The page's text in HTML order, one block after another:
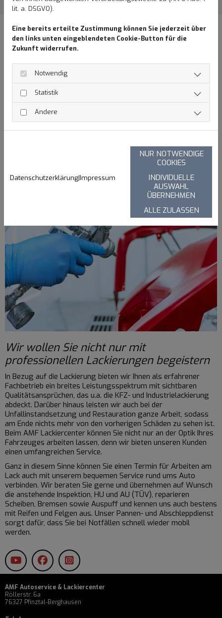
Wir wollen Sie nicht nur mit
professionellen Lackierungen begeistern
In Bezug auf die Lackierung bieten wir Ihnen als erfahrener
Fachbetrieb ein breites Leistungsspektrum mit sichtbaren
Qualitätsansprüchen, das u.a. die KFZ- und Industrielackierung
abdeckt. Darüber hinaus leisten wir auch bei der
Unfallinstandsetzung und Restauration ganze Arbeit, sodass
am Ende nichts mehr von den vorherigen Schäden zu sehen ist.
Beim AMF Lackiercenter können Sie nicht nur an der Optik Ihres
Fahrzeuges arbeiten lassen, denn wir bieten unseren Kunden
einen umfangreichen Service.
Ganz in diesem Sinne können Sie einen Termin für Arbeiten am
Lack auch mit unserem bequemen Service rund ums Auto
verbinden. Wir beraten Sie gerne und übernehmen auf Wunsch
die anstehende Inspektion, HU und AU (TÜV), reparieren
Scheiben, Bremsen sowie Auspuff und kennen uns auch bestens
mit Reifen und Felgen aus. Unser Pannen- und Abschleppdienst
sorgt dafür, dass Sie bei Notfällen schnell wieder mobil
werden.
AMF Autoservice & Lackiercenter
Röllerstr. 6a
76327 Pfinztal-Berghausen
lit. a. DSGVO).
Eine bereits erteilte Zustimmung können Sie jederzeit über
den links unten eingeblendeten Cookie-Button für die
Zukunft widerrufen.
Notwendig
Statistik
Andere
Datenschutzerklärung|Impressum
NUR NOTWENDIGE
COOKIES
INDIVIDUELLE
AUSWAHL
ÜBERNEHMEN
ALLE ZULASSEN